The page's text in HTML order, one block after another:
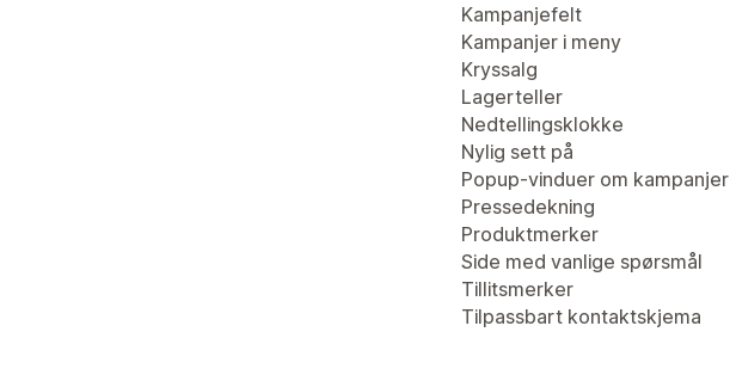
Kampanjefelt
Kampanjer i meny
Kryssalg
Lagerteller
Nedtellingsklokke
Nylig sett på
Popup-vinduer om kampanjer
Pressedekning
Produktmerker
Side med vanlige spørsmål
Tillitsmerker
Tilpassbart kontaktskjema